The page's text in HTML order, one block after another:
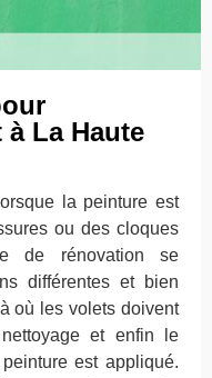
La Haute
la peinture est
ou des cloques
de rénovation se
différentes et bien
où les volets doivent
et enfin le
est appliqué.